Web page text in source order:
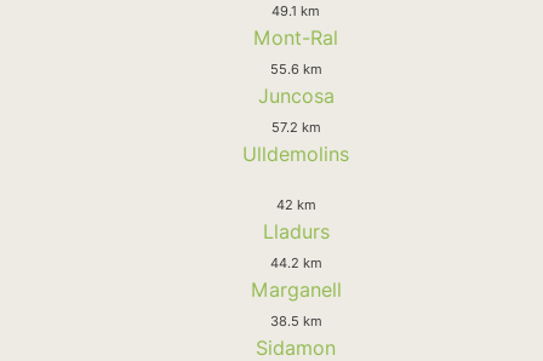
49.1 km
Mont-Ral
55.6 km
Juncosa
57.2 km
Ulldemolins
42 km
Lladurs
44.2 km
Marganell
38.5 km
Sidamon